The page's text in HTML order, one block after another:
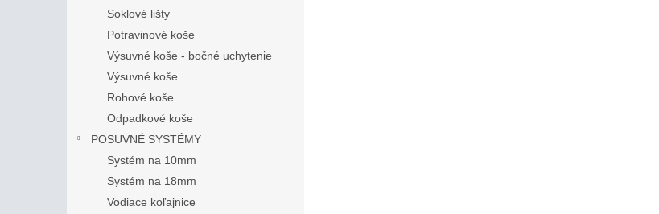
Soklové lišty
Potravinové koše
Výsuvné koše - bočné uchytenie
Výsuvné koše
Rohové koše
Odpadkové koše
POSUVNÉ SYSTÉMY
Systém na 10mm
Systém na 18mm
Vodiace koľajnice